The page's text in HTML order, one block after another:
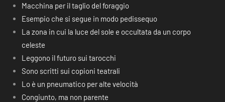
Macchina per il taglio del foraggio
Esempio che si segue in modo pedissequo
La zona in cui la luce del sole e occultata da un corpo
celeste
Leggono il futuro sui tarocchi
Sono scritti sui copioni teatrali
Lo è un pneumatico per alte velocità
Congiunto, ma non parente